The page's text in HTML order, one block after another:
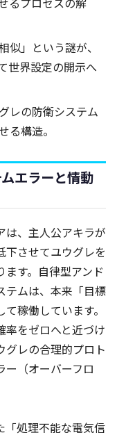
似」という謎が、
世界設定の開示へ
レの防衛システム
る構造。
エラーと情動
は、主人公アキラが
下させてユウグレを
す。自律型アンド
テムは、本来「目標
稼働しています。
率をゼロへと近づけ
グレの合理的プロト
ー（オーバーフロ
「処理不能な電気信